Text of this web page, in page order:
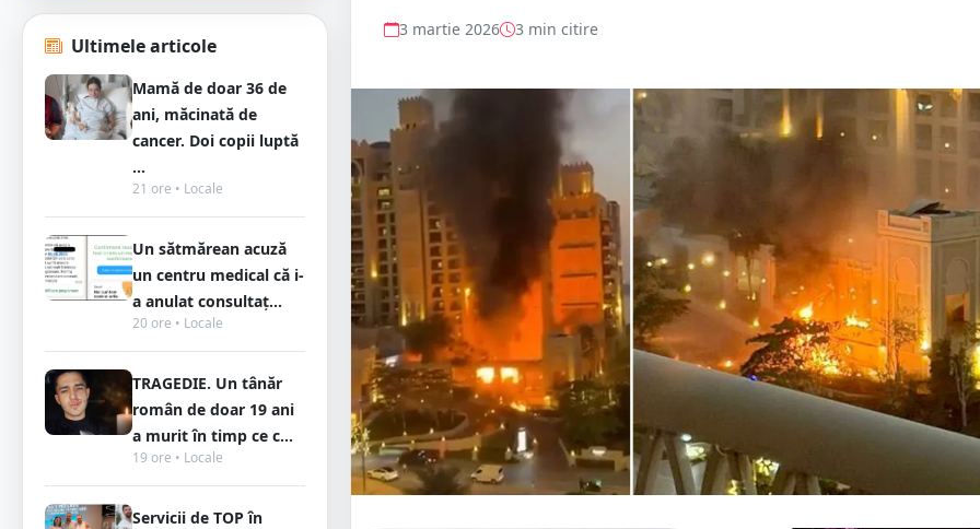
Ultimele articole
Mamă de doar 36 de
ani, măcinată de
cancer. Doi copii luptă
...
21 ore • Locale
Un sătmărean acuză
un centru medical că i-
a anulat consultaț...
20 ore • Locale
TRAGEDIE. Un tânăr
român de doar 19 ani
a murit în timp ce c...
19 ore • Locale
Servicii de TOP în
3 martie 2026 3 min citire